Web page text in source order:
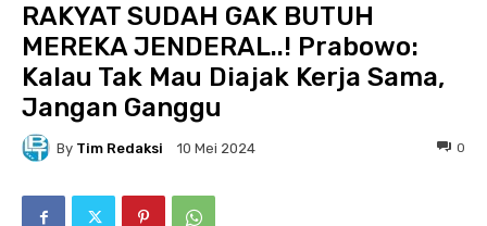
RAKYAT SUDAH GAK BUTUH
MEREKA JENDERAL..! Prabowo:
Kalau Tak Mau Diajak Kerja Sama,
Jangan Ganggu
By Tim Redaksi 10 Mei 2024 0